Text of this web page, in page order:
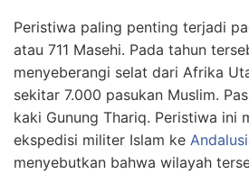
Peristiwa paling penting terjadi
atau 711 Masehi. Pada tahun
menyeberangi selat dari Afrika
sekitar 7.000 pasukan Muslim.
kaki Gunung Thariq. Peristiwa ini
ekspedisi militer Islam ke
menyebutkan bahwa wilayah